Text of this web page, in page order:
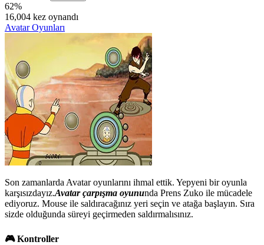
62%
16,004 kez oynandı
Avatar Oyunları
Son zamanlarda Avatar oyunlarını ihmal ettik. Yepyeni bir oyunla
karşısızdayız.Avatar çarpışma oyununda Prens Zuko ile mücadele
ediyoruz. Mouse ile saldıracağınız yeri seçin ve atağa başlayın. Sıra
sizde olduğunda süreyi geçirmeden saldırmalısınız.
🎮 Kontroller